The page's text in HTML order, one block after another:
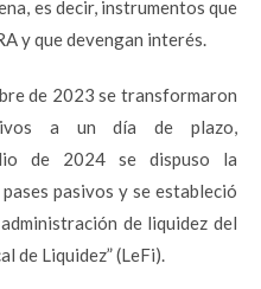
es decir, instrumentos que
y que devengan interés.
de 2023 se transformaron
a un día de plazo,
de 2024 se dispuso la
pasivos y se estableció
de liquidez del
de Liquidez” (LeFi).